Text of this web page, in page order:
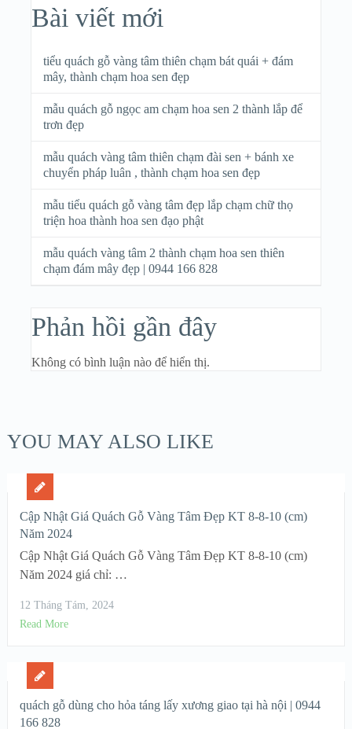
Bài viết mới
tiểu quách gỗ vàng tâm thiên chạm bát quái + đám
mây, thành chạm hoa sen đẹp
mẫu quách gỗ ngọc am chạm hoa sen 2 thành lắp để
trơn đẹp
mẫu quách vàng tâm thiên chạm đài sen + bánh xe
chuyển pháp luân , thành chạm hoa sen đẹp
mẫu tiểu quách gỗ vàng tâm đẹp lắp chạm chữ thọ
triện hoa thành hoa sen đạo phật
mẫu quách vàng tâm 2 thành chạm hoa sen thiên
chạm đám mây đẹp | 0944 166 828
Phản hồi gần đây
Không có bình luận nào để hiển thị.
YOU MAY ALSO LIKE
Cập Nhật Giá Quách Gỗ Vàng Tâm Đẹp KT 8-8-10 (cm)
Năm 2024
Cập Nhật Giá Quách Gỗ Vàng Tâm Đẹp KT 8-8-10 (cm)
Năm 2024 giá chỉ: …
12 Tháng Tám, 2024
Read More
quách gỗ dùng cho hỏa táng lấy xương giao tại hà nội | 0944
166 828